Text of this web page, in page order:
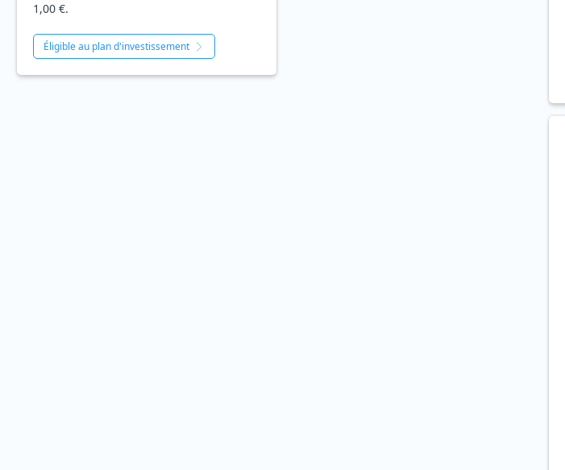
1,00 €.
Éligible au plan d'investissement